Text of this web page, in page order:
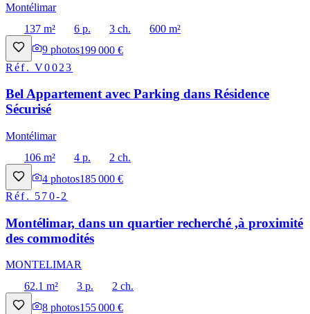
Montélimar
137 m²
6 p. 3 ch.
600 m²
9 photos199 000 €
Réf.V0023
Bel Appartement avec Parking dans Résidence
Sécurisé
Montélimar
106 m²
4 p.
2 ch.
4 photos185 000 €
Réf. 570-2
Montélimar, dans un quartier recherché ,à proximité
des commodités
MONTELIMAR
62.1 m²
3 p.
2 ch.
8 photos155 000 €